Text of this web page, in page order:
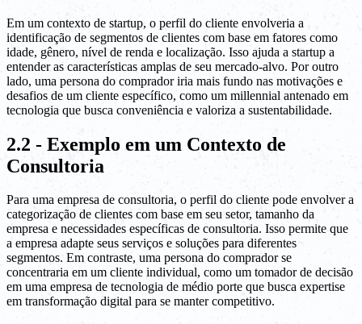
Em um contexto de startup, o perfil do cliente envolveria a
identificação de segmentos de clientes com base em fatores como
idade, gênero, nível de renda e localização. Isso ajuda a startup a
entender as características amplas de seu mercado-alvo. Por outro
lado, uma persona do comprador iria mais fundo nas motivações e
desafios de um cliente específico, como um millennial antenado em
tecnologia que busca conveniência e valoriza a sustentabilidade.
2.2 - Exemplo em um Contexto de
Consultoria
Para uma empresa de consultoria, o perfil do cliente pode envolver a
categorização de clientes com base em seu setor, tamanho da
empresa e necessidades específicas de consultoria. Isso permite que
a empresa adapte seus serviços e soluções para diferentes
segmentos. Em contraste, uma persona do comprador se
concentraria em um cliente individual, como um tomador de decisão
em uma empresa de tecnologia de médio porte que busca expertise
em transformação digital para se manter competitivo.